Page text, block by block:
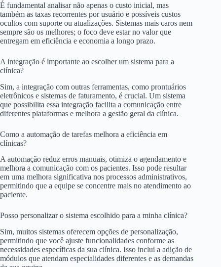
É fundamental analisar não apenas o custo inicial, mas
também as taxas recorrentes por usuário e possíveis custos
ocultos com suporte ou atualizações. Sistemas mais caros nem
sempre são os melhores; o foco deve estar no valor que
entregam em eficiência e economia a longo prazo.
A integração é importante ao escolher um sistema para a
clínica?
Sim, a integração com outras ferramentas, como prontuários
eletrônicos e sistemas de faturamento, é crucial. Um sistema
que possibilita essa integração facilita a comunicação entre
diferentes plataformas e melhora a gestão geral da clínica.
Como a automação de tarefas melhora a eficiência em
clínicas?
A automação reduz erros manuais, otimiza o agendamento e
melhora a comunicação com os pacientes. Isso pode resultar
em uma melhora significativa nos processos administrativos,
permitindo que a equipe se concentre mais no atendimento ao
paciente.
Posso personalizar o sistema escolhido para a minha clínica?
Sim, muitos sistemas oferecem opções de personalização,
permitindo que você ajuste funcionalidades conforme as
necessidades específicas da sua clínica. Isso inclui a adição de
módulos que atendam especialidades diferentes e as demandas